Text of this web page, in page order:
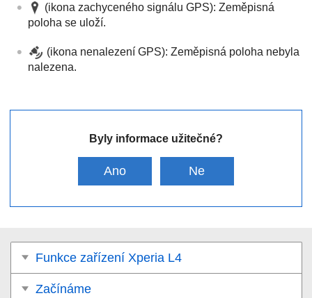
(ikona zachyceného signálu GPS): Zeměpisná
poloha se uloží.
(ikona nenalezení GPS): Zeměpisná poloha nebyla
nalezena.
Byly informace užitečné?
Ano Ne
Funkce zařízení Xperia L4
Začínáme